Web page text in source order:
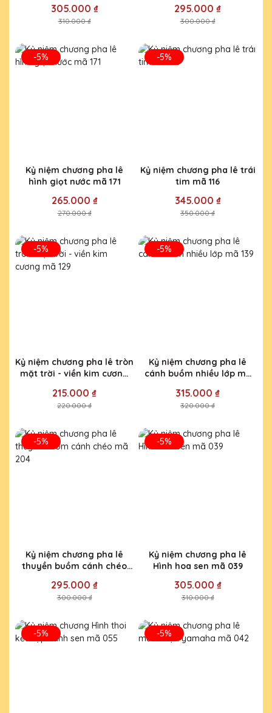
305.000 ₫
310.000 ₫
295.000 ₫
300.000 ₫
-5%
Kỷ niệm chương pha lê
hình giọt nước mã 171
265.000 ₫
270.000 ₫
-5%
Kỷ niệm chương pha lê trái
tim mã 116
345.000 ₫
350.000 ₫
-5%
Kỷ niệm chương pha lê tròn
mặt trời - viền kim cương
215.000 ₫
220.000 ₫
-5%
Kỷ niệm chương pha lê
cánh buồm nhiều lớp mã
315.000 ₫
320.000 ₫
-5%
Kỷ niệm chương pha lê
thuyền buồm cánh chéo
295.000 ₫
300.000 ₫
-5%
Kỷ niệm chương pha lê
Hình hoa sen mã 039
305.000 ₫
310.000 ₫
-5% -5%